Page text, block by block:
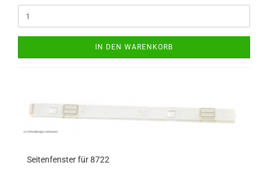
IN DEN WARENKORB
Seitenfenster für 8722